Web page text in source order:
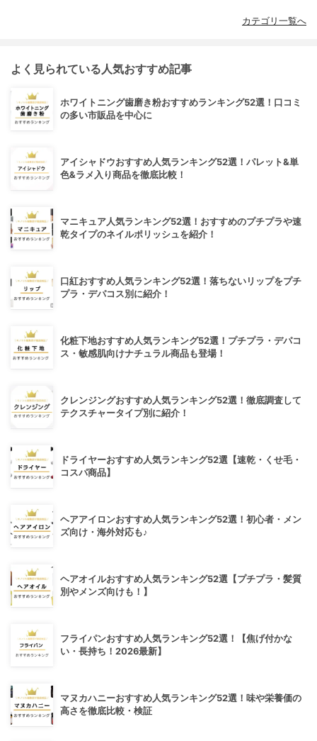
カテゴリ一覧へ
よく見られている人気おすすめ記事
ホワイトニング歯磨き粉おすすめランキング52選！口コミ
の多い市販品を中心に
アイシャドウおすすめ人気ランキング52選！パレット&単
色&ラメ入り商品を徹底比較！
マニキュア人気ランキング52選！おすすめのプチプラや速
乾タイプのネイルポリッシュを紹介！
口紅おすすめ人気ランキング52選！落ちないリップをプチ
プラ・デパコス別に紹介！
化粧下地おすすめ人気ランキング52選！プチプラ・デパコ
ス・敏感肌向けナチュラル商品も登場！
クレンジングおすすめ人気ランキング52選！徹底調査して
テクスチャータイプ別に紹介！
ドライヤーおすすめ人気ランキング52選【速乾・くせ毛・
コスパ商品】
ヘアアイロンおすすめ人気ランキング52選！初心者・メン
ズ向け・海外対応も♪
ヘアオイルおすすめ人気ランキング52選【プチプラ・髪質
別やメンズ向けも！】
フライパンおすすめ人気ランキング52選！【焦げ付かな
い・長持ち！2026最新】
マヌカハニーおすすめ人気ランキング52選！味や栄養価の
高さを徹底比較・検証